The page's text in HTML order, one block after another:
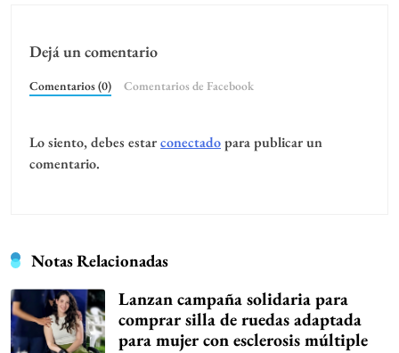
Dejá un comentario
Comentarios (0) Comentarios de Facebook
Lo siento, debes estarconectadopara publicar un
comentario.
Notas Relacionadas
Lanzan campaña solidaria para
comprar silla de ruedas adaptada
para mujer con esclerosis múltiple